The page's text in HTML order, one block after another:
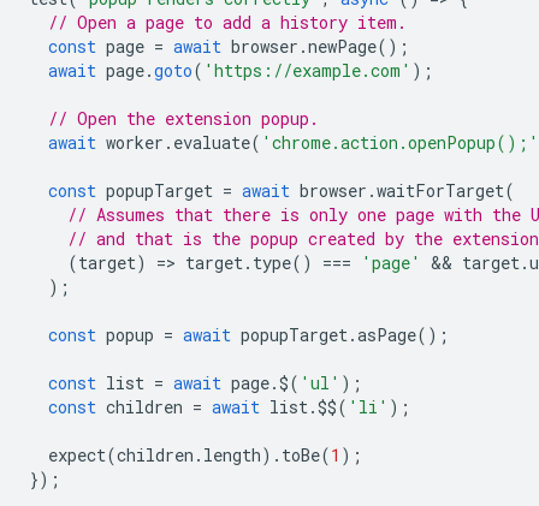
// Open a page to add a history item.
const page = await browser .newPage();
await page.goto( 'https://example.com' );
// Open the extension popup.
await worker . evaluate( 'chrome.action.openPopup();'
const popupTarget = await browser .waitForTarget(
// Assumes that there is only one page with the
// and that is the popup created by the
(target) => target. type() === 'page' && target.
);
const popup = await popupTarget.asPage();
const list = await page.$( 'ul' );
const children = await list.$$( 'li' );
expect(children . length). toBe(1 );
});